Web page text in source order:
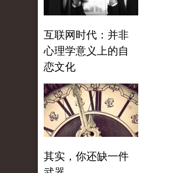
互联网时代：并非
心理学意义上的自
恋文化
其实，你还缺一件